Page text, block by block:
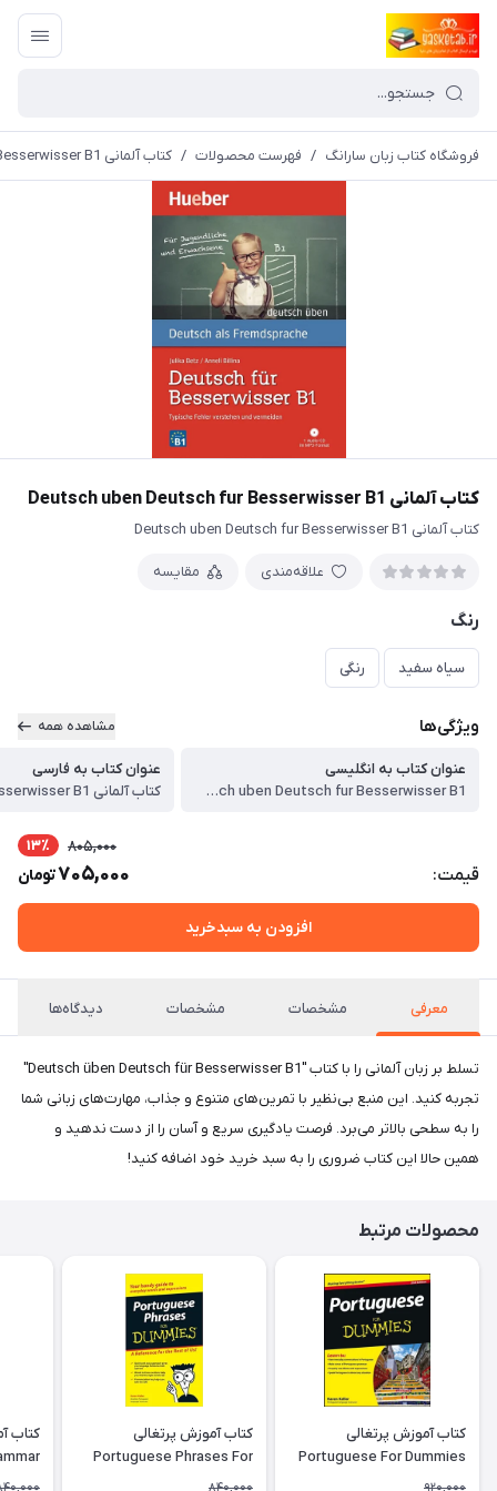
فروشگاه کتاب زبان سارانگ / فهرست محصولات / کتاب آلمانی Deutsch uben Deutsch fur Besserwisser B1
کتاب آلمانی Deutsch uben Deutsch fur Besserwisser B1
کتاب آلمانی Deutsch uben Deutsch fur Besserwisser B1
علاقه‌مندی مقایسه
رنگ
سیاه سفید رنگی
ویژگی‌ها مشاهده همه
عنوان کتاب به انگلیسی
Deutsch uben Deutsch fur Besserwisser B1
عنوان کتاب به فارسی
قیمت:
805,000 13٪
705,000تومان
افزودن به سبدخرید
معرفی مشخصات مشخصات دیدگاه‌ها
تسلط بر زبان آلمانی را با کتاب "Deutsch üben Deutsch für Besserwisser B1"
تجربه کنید. این منبع بی‌نظیر با تمرین‌های متنوع و جذاب، مهارت‌های زبانی شما
را به سطحی بالاتر می‌برد. فرصت یادگیری سریع و آسان را از دست ندهید و
همین حالا این کتاب ضروری را به سبد خرید خود اضافه کنید!
محصولات مرتبط
کتاب آموزش پرتغالی
Portuguese For Dummies
920,000
کتاب آموزش پرتغالی
Portuguese Phrases For
Dummies
840,000